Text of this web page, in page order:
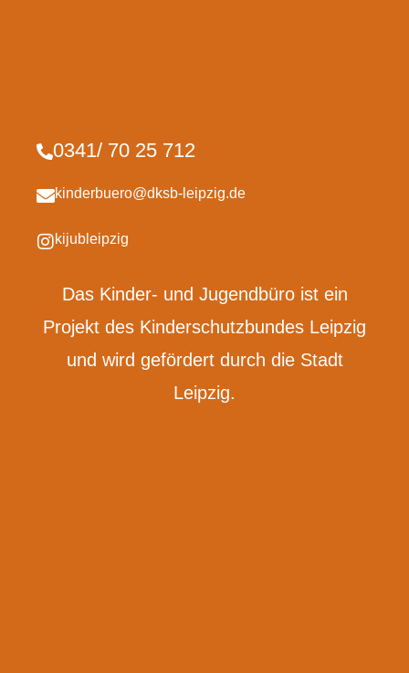
0341/ 70 25 712
kinderbuero@dksb-leipzig.de
kijubleipzig
Das Kinder- und Jugendbüro ist ein
Projekt des Kinderschutzbundes Leipzig
und wird gefördert durch die Stadt
Leipzig.